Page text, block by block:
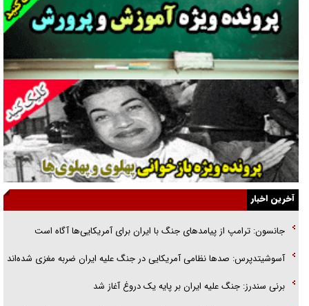
فوتبال و آن «بالا»!
راهبرد غافلگیری با نسل جدید پهپاد‌ها
جنجال پزشکان تقلبی در صنعت زیبایی
یهودی‌ها در ادبیات داستانی اروپا؛ از شکسپیر تا دیکنز
گفت‌وگو با خواهر یکی از شهدای جنگ رمضان/ خواهرم فرمانده جهادی و
اهل خدمت بی‌منت بود
جزئیات شکنجه‌هایم فراتر از آن است که در بیان بگنجد!
گزارش «جوان» از قوانین سخت‌گیرانه ۶ قاره در برابر یورش به پاسگاه‌های
آخرین اخبار
جانسون: ترامپ از پیامد‌های جنگ با ایران برای آمریکایی‌ها آگاه است
آسوشیتدپرس: صد‌ها نظامی آمریکایی در جنگ علیه ایران ضربه مغزی شده‌اند
برنی سندرز: جنگ علیه ایران بر پایه یک دروغ آغاز شد